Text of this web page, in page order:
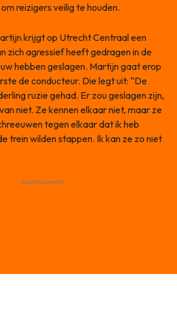
reizigers veilig te houden.
krijgt op Utrecht Centraal een
zich agressief heeft gedragen in de
hebben geslagen. Martijn gaat erop
de conducteur. Die legt uit: “De
ruzie gehad. Er zou geslagen zijn,
niet. Ze kennen elkaar niet, maar ze
tegen elkaar dat ik heb
trein wilden stappen. Ik kan ze zo niet
- Advertisement -